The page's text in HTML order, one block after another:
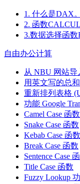
1. 什么是DAX
2. 函数
3.数据选择函数
自由办公计算
从 NBU 网站
用英文写的总和
重新排列表格
功能 Google
Camel Case 函数
Snake Case 函数
Kebab Case 函数
Break Case 函数
Sentence Case
Title Case 函数
Fuzzy Lookup